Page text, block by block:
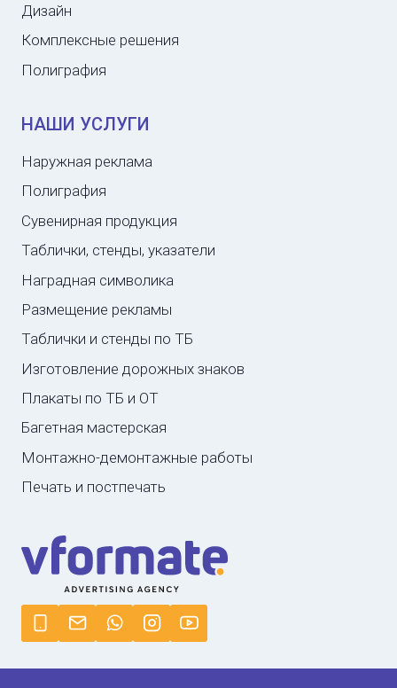
Дизайн
Комплексные решения
Полиграфия
НАШИ УСЛУГИ
Наружная реклама
Полиграфия
Сувенирная продукция
Таблички, стенды, указатели
Наградная символика
Размещение рекламы
Таблички и стенды по ТБ
Изготовление дорожных знаков
Плакаты по ТБ и ОТ
Багетная мастерская
Монтажно-демонтажные работы
Печать и постпечать